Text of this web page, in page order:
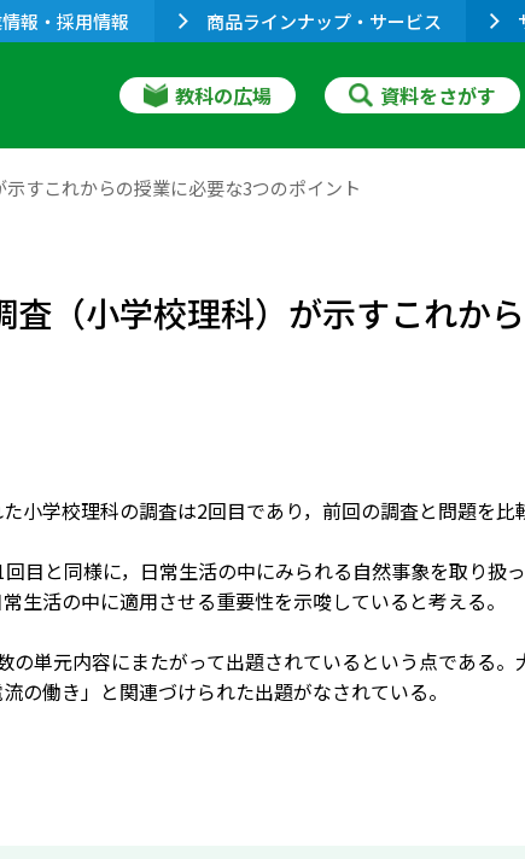
報・採用情報 商品ラインナップ・サービス
教科の広場 資料をさがす
すこれからの授業に必要な3つのポイント
（小学校理科）が示すこれか
小学校理科の調査は2回目であり，前回の調査と問題を比
目と同様に，日常生活の中にみられる自然事象を取り扱
生活の中に適用させる重要性を示唆していると考える。
の単元内容にまたがって出題されているという点である
の働き」と関連づけられた出題がなされている。